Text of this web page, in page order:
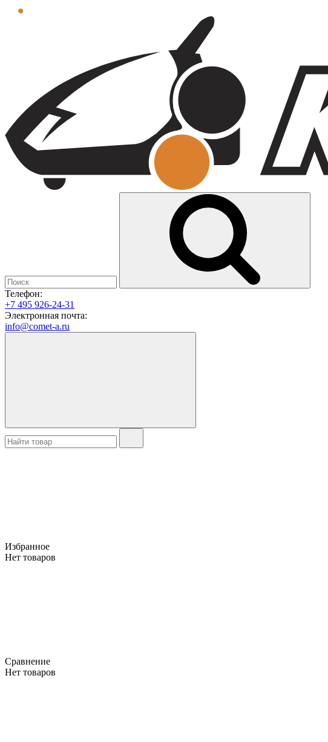
Телефон:
+7 495 926-24-31
Электронная почта:
info@comet-a.ru
Избранное
Нет товаров
Сравнение
Нет товаров